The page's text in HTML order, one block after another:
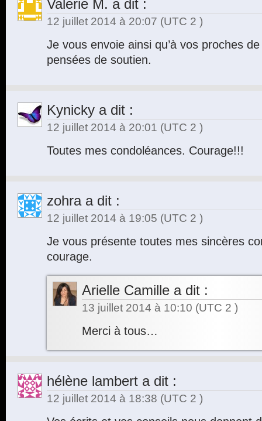
Valerie M. a dit :
12 juillet 2014 à 20:07 (UTC 2 )
Je vous envoie ainsi qu’à vos proches
pensées de soutien.
Kynicky a dit :
12 juillet 2014 à 20:01 (UTC 2 )
Toutes mes condoléances. Courage!!!
zohraa dit :
12 juillet 2014 à 19:05 (UTC 2 )
Je vous présente toutes mes sincères
courage.
Arielle Camille a dit :
13 juillet 2014 à 10:10 (UTC 2 )
Merci à tous…
hélène lambert a dit :
12 juillet 2014 à 18:38 (UTC 2 )